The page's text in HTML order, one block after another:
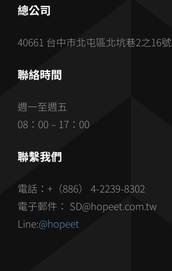
總公司
40661 台中市北屯區北坑巷2之16號
聯絡時間
週一至週五
08：00 – 17：00
聯繫我們
電話：+（886） 4-2239-8302
電子郵件： SD@hopeet.com.tw
Line:@hopeet